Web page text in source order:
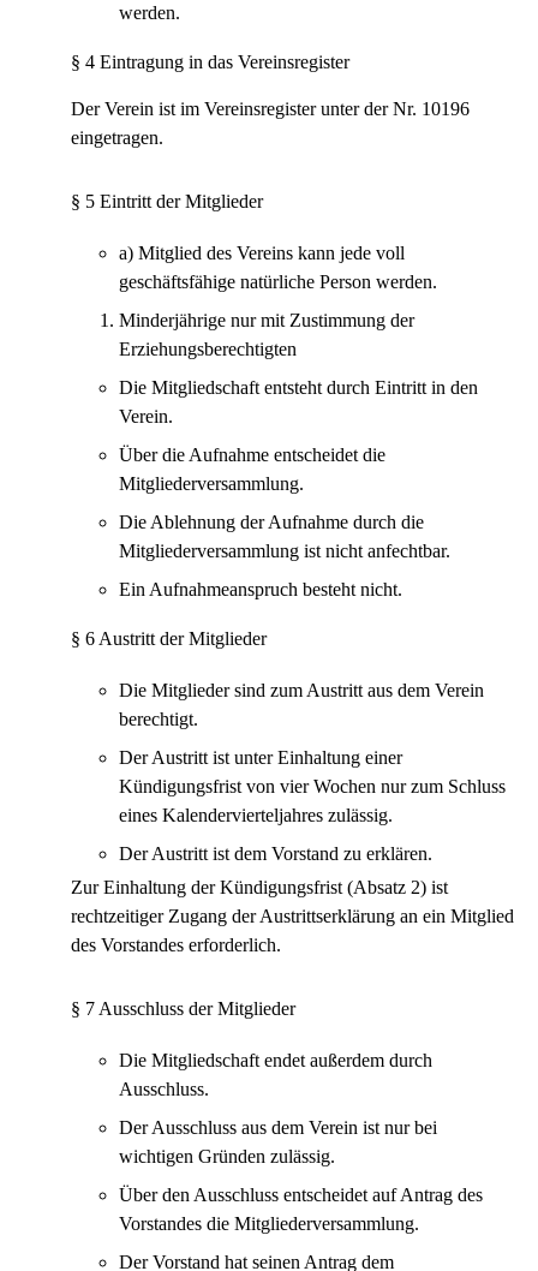
werden.
§ 4 Eintragung in das Vereinsregister
Der Verein ist im Vereinsregister unter der Nr. 10196
eingetragen.
§ 5 Eintritt der Mitglieder
a) Mitglied des Vereins kann jede voll
geschäftsfähige natürliche Person werden.
Minderjährige nur mit Zustimmung der
Erziehungsberechtigten
Die Mitgliedschaft entsteht durch Eintritt in den
Verein.
Über die Aufnahme entscheidet die
Mitgliederversammlung.
Die Ablehnung der Aufnahme durch die
Mitgliederversammlung ist nicht anfechtbar.
Ein Aufnahmeanspruch besteht nicht.
§ 6 Austritt der Mitglieder
Die Mitglieder sind zum Austritt aus dem Verein
berechtigt.
Der Austritt ist unter Einhaltung einer
Kündigungsfrist von vier Wochen nur zum Schluss
eines Kalendervierteljahres zulässig.
Der Austritt ist dem Vorstand zu erklären.
Zur Einhaltung der Kündigungsfrist (Absatz 2) ist
rechtzeitiger Zugang der Austrittserklärung an ein Mitglied
des Vorstandes erforderlich.
§ 7 Ausschluss der Mitglieder
Die Mitgliedschaft endet außerdem durch
Ausschluss.
Der Ausschluss aus dem Verein ist nur bei
wichtigen Gründen zulässig.
Über den Ausschluss entscheidet auf Antrag des
Vorstandes die Mitgliederversammlung.
Der Vorstand hat seinen Antrag dem